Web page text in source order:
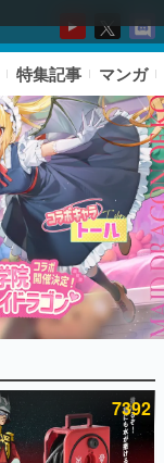
特集記事 マンガ
7392